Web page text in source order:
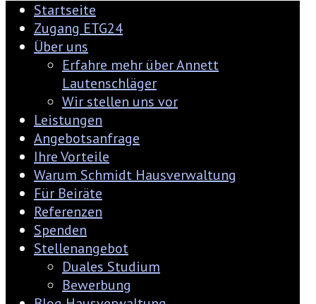
Startseite
Zugang ETG24
Über uns
Erfahre mehr über Annett
Lautenschläger
Wir stellen uns vor
Leistungen
Angebotsanfrage
Ihre Vorteile
Warum Schmidt Hausverwaltung
Für Beiräte
Referenzen
Spenden
Stellenangebot
Duales Studium
Bewerbung